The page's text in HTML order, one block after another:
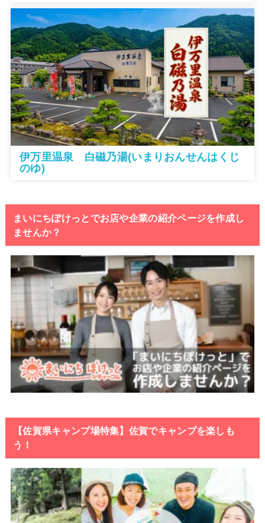
伊万里温泉 白磁乃湯(いまりおんせんはくじ
のゆ)
まいにちぽけっとでお店や企業の紹介ページを作成し
ませんか？
【佐賀県キャンプ場特集】佐賀でキャンプを楽しも
う！